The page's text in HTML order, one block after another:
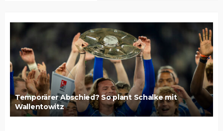
Temporärer Abschied? So plant Schalke mit
Wallentowitz